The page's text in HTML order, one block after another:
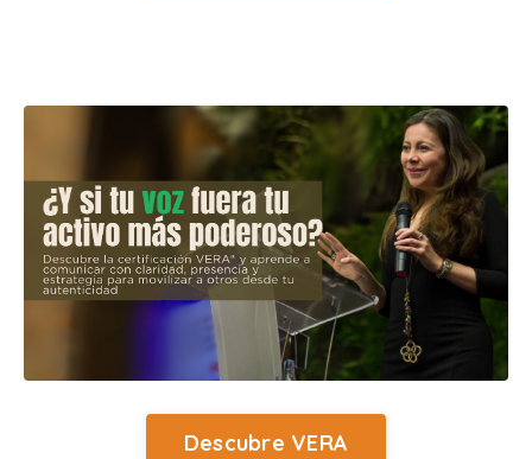
Descubre VERA